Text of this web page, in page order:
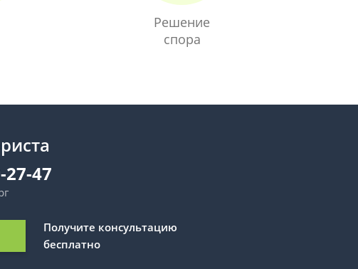
Решение
спора
27-47
Получите консультацию
бесплатно